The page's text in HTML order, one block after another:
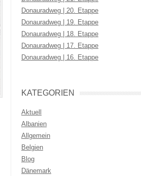
Donauradweg | 20. Etappe
Donauradweg | 19. Etappe
Donauradweg | 18. Etappe
Donauradweg | 17. Etappe
Donauradweg | 16. Etappe
KATEGORIEN
Aktuell
Albanien
Allgemein
Belgien
Blog
Dänemark